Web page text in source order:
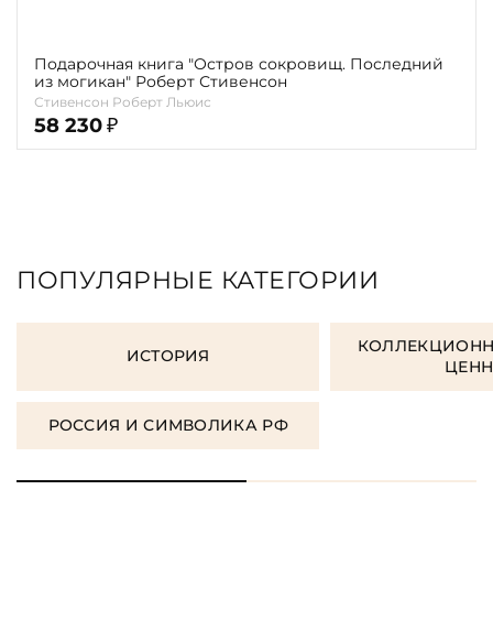
Подарочная книга "Остров сокровищ. Последний
из могикан" Роберт Стивенсон
Стивенсон Роберт Льюис
58 230 ₽
ПОПУЛЯРНЫЕ КАТЕГОРИИ
ИСТОРИЯ
РОССИЯ И СИМВОЛИКА РФ